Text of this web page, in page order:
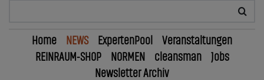
Home NEWS ExpertenPool
Veranstaltungen
REINRAUM-SHOP
NORMEN cleansman
Jobs
Newsletter Archiv